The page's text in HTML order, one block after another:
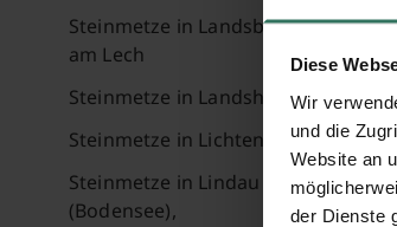
Diese
Wir
und die
Website an
der Dienste
Steinmetze in Landsberg
am Lech
Steinmetze in Landshut
Steinmetze in Lichtenfels
Steinmetze in Lindau
(Bodensee),